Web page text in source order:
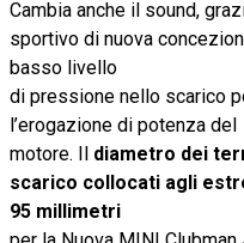
Cambia anche il sound,
sportivo di nuova
basso livello
di pressione nello scarico
l’erogazione di potenza del
motore. Il diametro dei
scarico collocati agli
95 millimetri